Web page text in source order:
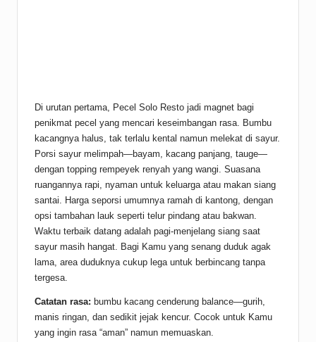
Di urutan pertama, Pecel Solo Resto jadi magnet bagi
penikmat pecel yang mencari keseimbangan rasa. Bumbu
kacangnya halus, tak terlalu kental namun melekat di sayur.
Porsi sayur melimpah—bayam, kacang panjang, tauge—
dengan topping rempeyek renyah yang wangi. Suasana
ruangannya rapi, nyaman untuk keluarga atau makan siang
santai. Harga seporsi umumnya ramah di kantong, dengan
opsi tambahan lauk seperti telur pindang atau bakwan.
Waktu terbaik datang adalah pagi-menjelang siang saat
sayur masih hangat. Bagi Kamu yang senang duduk agak
lama, area duduknya cukup lega untuk berbincang tanpa
tergesa.
Catatan rasa: bumbu kacang cenderung balance—gurih,
manis ringan, dan sedikit jejak kencur. Cocok untuk Kamu
yang ingin rasa “aman” namun memuaskan.